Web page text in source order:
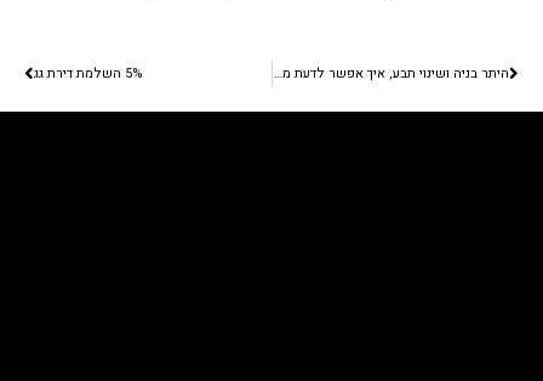
היתר בניה ושינוי תבע, איך אפשר לדעת מראש אם הבקשה תאושר? 5% השלמת דירת גג